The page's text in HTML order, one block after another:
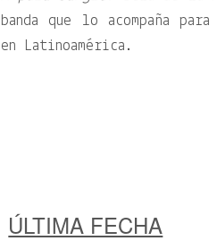
banda que lo acompaña
en Latinoamérica.
ÚLTIMA FECHA